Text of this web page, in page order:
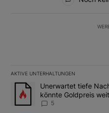
AKTIVE UNTERHALTUNGEN
Das Folgende ist eine Liste
Ein Trendartikel mit dem
Unerwartet tiefe
könnte Goldpreis
5